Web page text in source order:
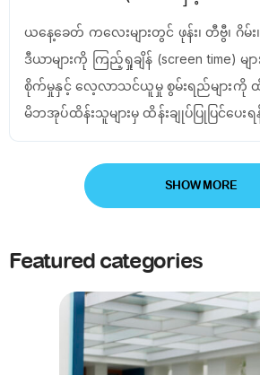
Featured categories
ယနေ့ခေတ် ကလေးများတွင် ဖုန်း၊ တီဗွီ၊ ဂိ
ဒီယာများကို ကြည့်ရှုချိန် (screen time) မျ
စိုက်မှုနှင့် လေ့လာသင်ယူမှု စွမ်းရည်များကို
မိဘအုပ်ထိန်းသူများမှ ထိန်းချုပ်ပြုပြင်ပေ
SHOW MORE